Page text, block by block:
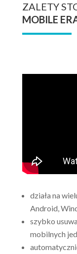
ZALETY
MOBILE
działa na
Android,
szybko
mobilnych